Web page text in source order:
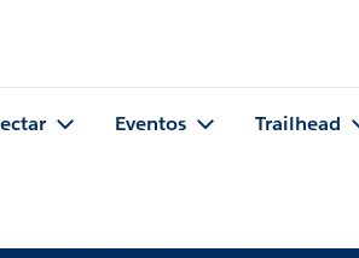
Eventos Trailhead